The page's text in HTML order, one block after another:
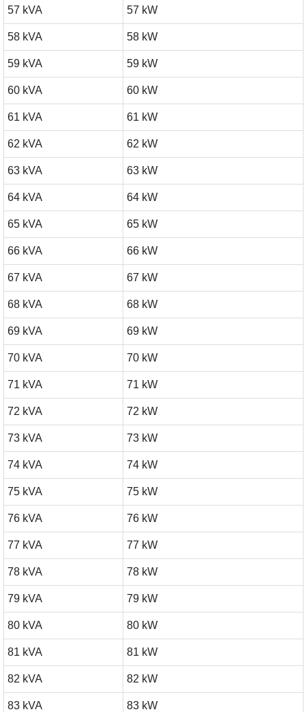
57 kVA 57 kW
58 kVA 58 kW
59 kVA 59 kW
60 kVA 60 kW
61 kVA 61 kW
62 kVA 62 kW
63 kVA 63 kW
64 kVA 64 kW
65 kVA 65 kW
66 kVA 66 kW
67 kVA 67 kW
68 kVA 68 kW
69 kVA 69 kW
70 kVA 70 kW
71 kVA 71 kW
72 kVA 72 kW
73 kVA 73 kW
74 kVA 74 kW
75 kVA 75 kW
76 kVA 76 kW
77 kVA 77 kW
78 kVA 78 kW
79 kVA 79 kW
80 kVA 80 kW
81 kVA 81 kW
82 kVA 82 kW
83 kVA 83 kW